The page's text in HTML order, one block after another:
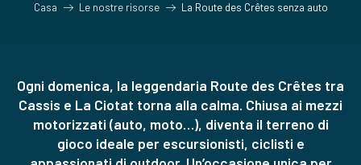
Casa Le nostre risorse La Route des Crêtes senza auto
Ogni domenica, la leggendaria Route des Crêtes tra
Cassis e La Ciotat torna alla calma. Chiusa ai mezzi
motorizzati (auto, moto…), diventa il terreno di
gioco ideale per escursionisti, ciclisti e